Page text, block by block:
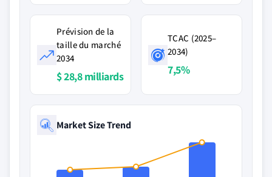
Prévision de la
taille du marché
2034
$ 28,8 milliards
TCAC (2025–
2034)
7,5%
Market Size Trend